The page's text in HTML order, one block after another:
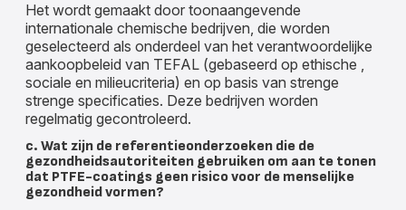
Het wordt gemaakt door toonaangevende
internationale chemische bedrijven, die worden
geselecteerd als onderdeel van het verantwoordelijke
aankoopbeleid van TEFAL (gebaseerd op ethische ,
sociale en milieucriteria) en op basis van strenge
strenge specificaties. Deze bedrijven worden
regelmatig gecontroleerd.
c. Wat zijn de referentieonderzoeken die de
gezondheidsautoriteiten gebruiken om aan te tonen
dat PTFE-coatings geen risico voor de menselijke
gezondheid vormen?